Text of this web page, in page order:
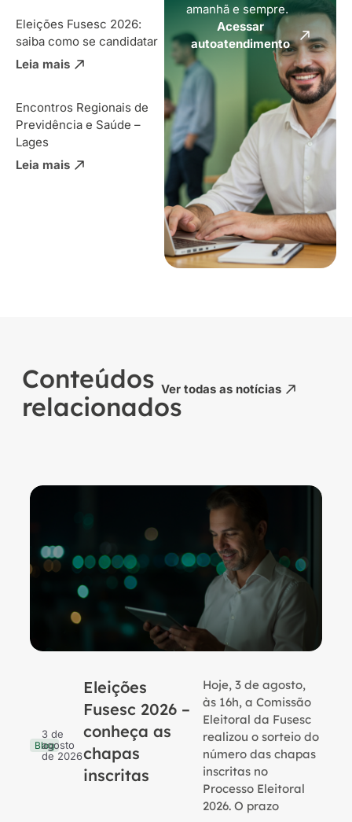
Eleições Fusesc 2026:
saiba como se candidatar
Leia mais
Encontros Regionais de
Previdência e Saúde –
Lages
Leia mais
amanhã e sempre.
Acessar
autoatendimento
Conteúdos
relacionados
Ver todas as notícias
Blog
3 de
agosto
de 2026
Eleições
Fusesc 2026 –
conheça as
chapas
inscritas
Hoje, 3 de agosto,
às 16h, a Comissão
Eleitoral da Fusesc
realizou o sorteio do
número das chapas
inscritas no
Processo Eleitoral
2026. O prazo